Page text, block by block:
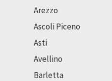
Arezzo
Ascoli Piceno
Asti
Avellino
Barletta